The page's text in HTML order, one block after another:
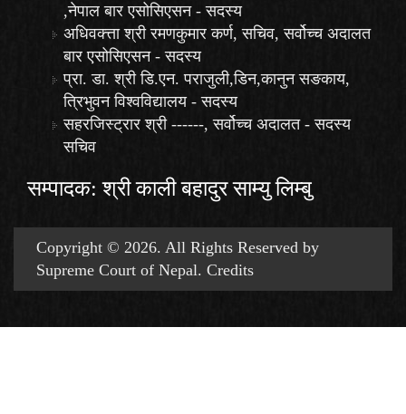
,नेपाल बार एसोसिएसन - सदस्य
अधिवक्त्ता श्री रमणकुमार कर्ण, सचिव, सर्वोच्च अदालत
बार एसोसिएसन - सदस्य
प्रा. डा. श्री डि.एन. पराजुली,डिन,कानुन सङकाय,
त्रिभुवन विश्वविद्यालय - सदस्य
सहरजिस्ट्रार श्री ------, सर्वोच्च अदालत - सदस्य
सचिव
सम्पादक: श्री काली बहादुर साम्यु लिम्बु
Copyright © 2026. All Rights Reserved by
Supreme Court of Nepal. Credits